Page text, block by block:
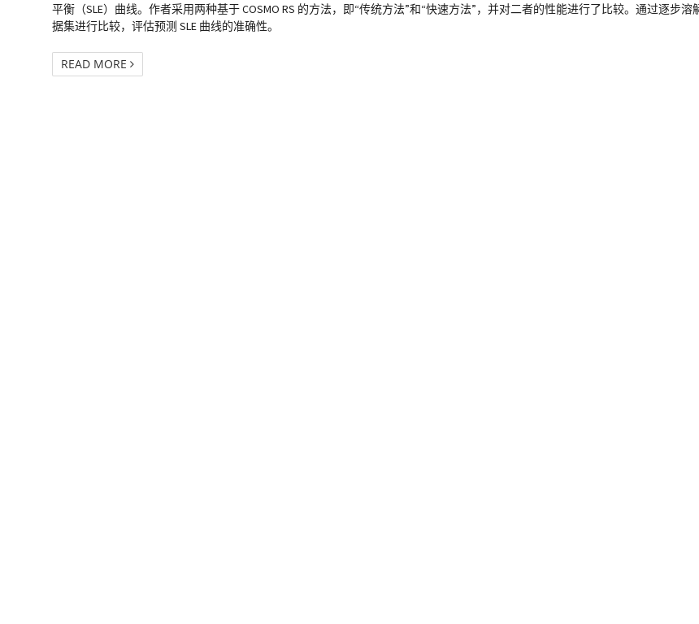
平衡（SLE）曲线。作者采用两种基于 COSMO RS 的方法，即“传统方法”和“快速方法”，并对二者的性能进行了比较。通过逐步溶
据集进行比较，评估预测 SLE 曲线的准确性。
READ MORE